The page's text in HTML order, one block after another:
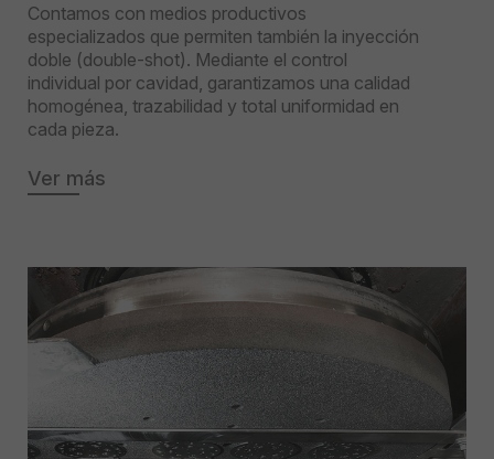
Contamos con medios productivos
especializados que permiten también la inyección
doble (double-shot). Mediante el control
individual por cavidad, garantizamos una calidad
homogénea, trazabilidad y total uniformidad en
cada pieza.
Ver más